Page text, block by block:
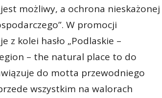
możliwy, a ochrona nieskażonej
W promocji
z kolei hasło „Podlaskie –
– the natural place to do
do motta przewodniego
wszystkim na walorach